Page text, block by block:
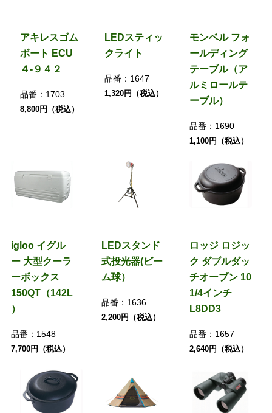
アキレスゴム
ボート ECU
４-９４２
品番： 1703
8,800円（税込）
LEDスティッ
クライト
品番： 1647
1,320円（税込）
モンベル フォ
ールディング
テーブル（ア
ルミロールテ
ーブル）
品番： 1690
1,100円（税込）
igloo イグル
ー 大型クーラ
ーボックス
150QT（142L
）
品番： 1548
7,700円（税込）
LEDスタンド
式投光器(ビー
ム球）
品番： 1636
2,200円（税込）
ロッジ ロジッ
ク ダブルダッ
チオーブン 10
1/4インチ
L8DD3
品番： 1657
2,640円（税込）